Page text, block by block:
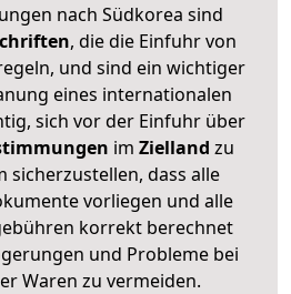
nach Südkorea sind
, die die Einfuhr von
und sind ein wichtiger
eines internationalen
sich vor der Einfuhr über
im Zielland zu
sicherzustellen, dass alle
vorliegen und alle
korrekt berechnet
und Probleme bei
Waren zu vermeiden.